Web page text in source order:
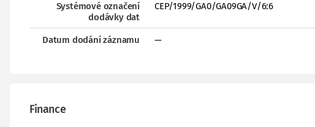
Systémové označení
dodávky dat
CEP/1999/GA0/GA09GA/V/6:6
Datum dodání záznamu —
Finance